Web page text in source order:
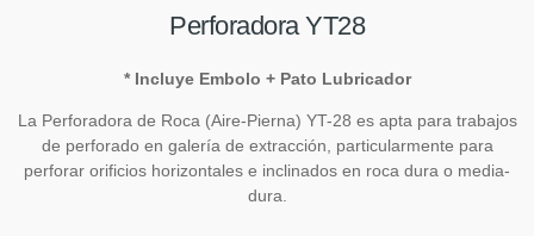
Perforadora YT28
* Incluye Embolo + Pato Lubricador
La Perforadora de Roca (Aire-Pierna) YT-28 es apta para trabajos
de perforado en galería de extracción, particularmente para
perforar orificios horizontales e inclinados en roca dura o media-
dura.